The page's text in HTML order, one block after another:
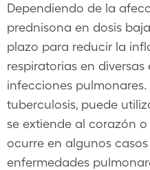
Dependiendo de la
prednisona en dosis
plazo para reducir la
respiratorias en
infecciones pulmonares.
tuberculosis, puede
se extiende al corazón
ocurre en algunos
enfermedades